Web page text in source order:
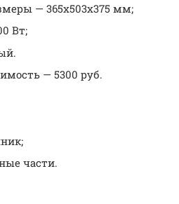
— 365x503x375 мм;
Вт;
— 5300 руб.
части.